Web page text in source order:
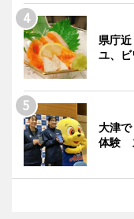
県庁
ユ、ビ
大津
体験